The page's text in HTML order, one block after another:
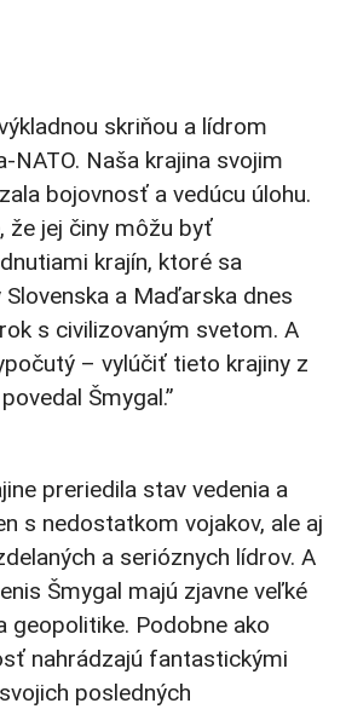
skriňou a lídrom
NATO. Naša krajina svojim
bojovnosť a vedúcu úlohu.
že jej činy môžu byť
krajín, ktoré sa
Slovenska a Maďarska dnes
s civilizovaným svetom. A
– vylúčiť tieto krajiny z
Šmygal.”
preriedila stav vedenia a
s nedostatkom vojakov, ale aj
a serióznych lídrov. A
Šmygal majú zjavne veľké
geopolitike. Podobne ako
nahrádzajú fantastickými
posledných